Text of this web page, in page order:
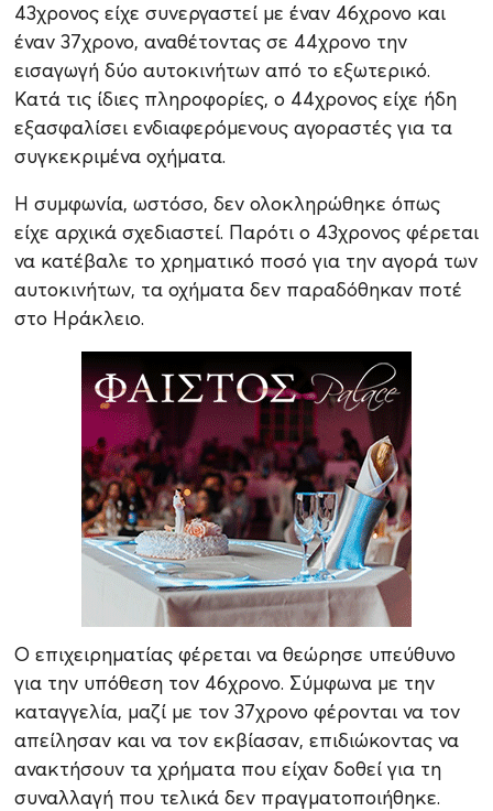
43χρονος είχε συνεργαστεί με έναν 46χρονο και
έναν 37χρονο, αναθέτοντας σε 44χρονο την
εισαγωγή δύο αυτοκινήτων από το εξωτερικό.
Κατά τις ίδιες πληροφορίες, ο 44χρονος είχε ήδη
εξασφαλίσει ενδιαφερόμενους αγοραστές για τα
συγκεκριμένα οχήματα.
Η συμφωνία, ωστόσο, δεν ολοκληρώθηκε όπως
είχε αρχικά σχεδιαστεί. Παρότι ο 43χρονος φέρεται
να κατέβαλε το χρηματικό ποσό για την αγορά των
αυτοκινήτων, τα οχήματα δεν παραδόθηκαν ποτέ
στο Ηράκλειο.
Ο επιχειρηματίας φέρεται να θεώρησε υπεύθυνο
για την υπόθεση τον 46χρονο. Σύμφωνα με την
καταγγελία, μαζί με τον 37χρονο φέρονται να τον
απείλησαν και να τον εκβίασαν, επιδιώκοντας να
ανακτήσουν τα χρήματα που είχαν δοθεί για τη
συναλλαγή που τελικά δεν πραγματοποιήθηκε.